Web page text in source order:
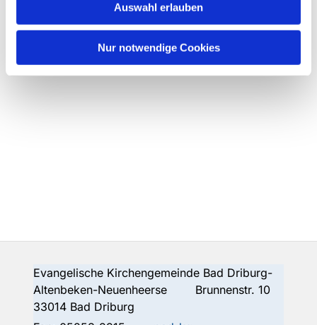
Auswahl erlauben
Nur notwendige Cookies
Evangelische Kirchengemeinde Bad Driburg-
Altenbeken-Neuenheerse Brunnenstr. 10
33014 Bad Driburg